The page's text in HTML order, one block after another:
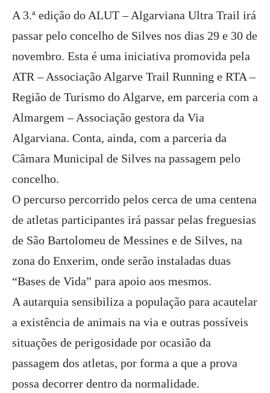
A 3.ª edição do ALUT – Algarviana Ultra Trail irá
passar pelo concelho de Silves nos dias 29 e 30 de
novembro. Esta é uma iniciativa promovida pela
ATR – Associação Algarve Trail Running e RTA –
Região de Turismo do Algarve, em parceria com a
Almargem – Associação gestora da Via
Algarviana. Conta, ainda, com a parceria da
Câmara Municipal de Silves na passagem pelo
concelho.
O percurso percorrido pelos cerca de uma centena
de atletas participantes irá passar pelas freguesias
de São Bartolomeu de Messines e de Silves, na
zona do Enxerim, onde serão instaladas duas
“Bases de Vida” para apoio aos mesmos.
A autarquia sensibiliza a população para acautelar
a existência de animais na via e outras possíveis
situações de perigosidade por ocasião da
passagem dos atletas, por forma a que a prova
possa decorrer dentro da normalidade.